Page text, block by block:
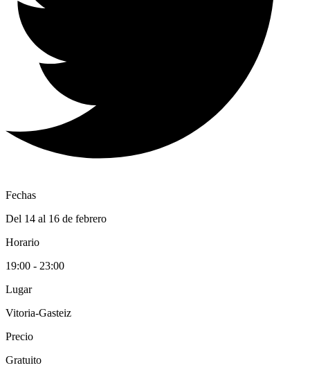
Fechas
Del 14 al 16 de febrero
Horario
19:00 - 23:00
Lugar
Vitoria-Gasteiz
Precio
Gratuito